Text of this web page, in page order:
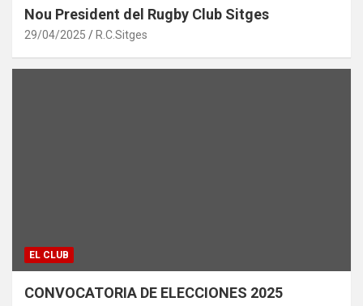
Nou President del Rugby Club Sitges
29/04/2025 R.C.Sitges
EL CLUB
CONVOCATORIA DE ELECCIONES 2025